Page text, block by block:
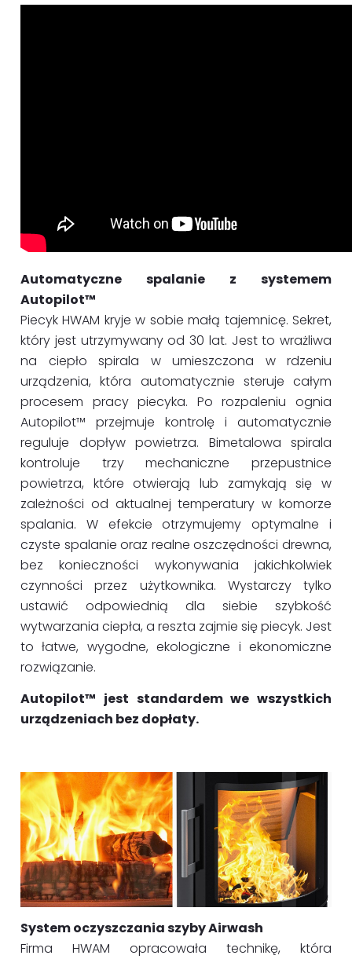
Automatyczne spalanie z systemem
Autopilot™
Piecyk HWAM kryje w sobie małą tajemnicę. Sekret,
który jest utrzymywany od 30 lat. Jest to wrażliwa
na ciepło spirala w umieszczona w rdzeniu
urządzenia, która automatycznie steruje całym
procesem pracy piecyka. Po rozpaleniu ognia
Autopilot™ przejmuje kontrolę i automatycznie
reguluje dopływ powietrza. Bimetalowa spirala
kontroluje trzy mechaniczne przepustnice
powietrza, które otwierają lub zamykają się w
zależności od aktualnej temperatury w komorze
spalania. W efekcie otrzymujemy optymalne i
czyste spalanie oraz realne oszczędności drewna,
bez konieczności wykonywania jakichkolwiek
czynności przez użytkownika. Wystarczy tylko
ustawić odpowiednią dla siebie szybkość
wytwarzania ciepła, a reszta zajmie się piecyk. Jest
to łatwe, wygodne, ekologiczne i ekonomiczne
rozwiązanie.
Autopilot™ jest standardem we wszystkich
urządzeniach bez dopłaty.
System oczyszczania szyby Airwash
Firma HWAM opracowała technikę, która